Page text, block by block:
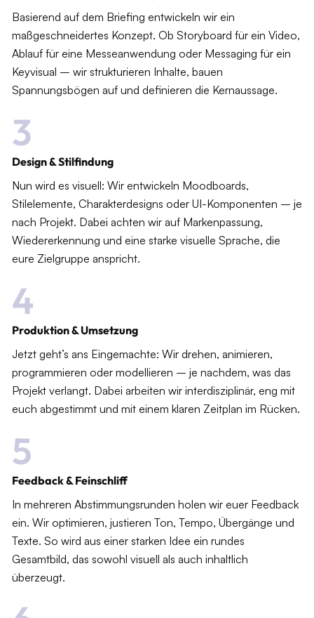
Basierend auf dem Briefing entwickeln wir ein
maßgeschneidertes Konzept. Ob Storyboard für ein Video,
Ablauf für eine Messeanwendung oder Messaging für ein
Keyvisual – wir strukturieren Inhalte, bauen
Spannungsbögen auf und definieren die Kernaussage.
3
Design & Stilfindung
Nun wird es visuell: Wir entwickeln Moodboards,
Stilelemente, Charakterdesigns oder UI-Komponenten – je
nach Projekt. Dabei achten wir auf Markenpassung,
Wiedererkennung und eine starke visuelle Sprache, die
eure Zielgruppe anspricht.
4
Produktion & Umsetzung
Jetzt geht’s ans Eingemachte: Wir drehen, animieren,
programmieren oder modellieren – je nachdem, was das
Projekt verlangt. Dabei arbeiten wir interdisziplinär, eng mit
euch abgestimmt und mit einem klaren Zeitplan im Rücken.
5
Feedback & Feinschliff
In mehreren Abstimmungsrunden holen wir euer Feedback
ein. Wir optimieren, justieren Ton, Tempo, Übergänge und
Texte. So wird aus einer starken Idee ein rundes
Gesamtbild, das sowohl visuell als auch inhaltlich
überzeugt.